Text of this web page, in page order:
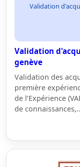
Validation
Validation
genève
Validation des
première
de l’Expérience
de